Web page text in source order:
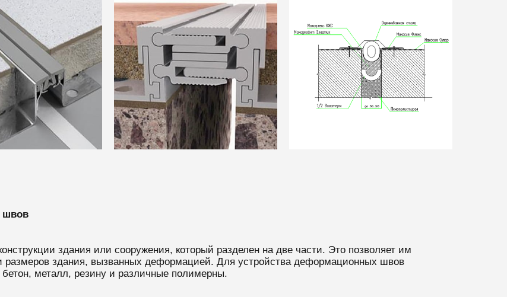
швов
здания или сооружения, который разделен на две части. Это позволяет им
размеров здания, вызванных деформацией. Для устройства деформационных швов
металл, резину и различные полимерны.